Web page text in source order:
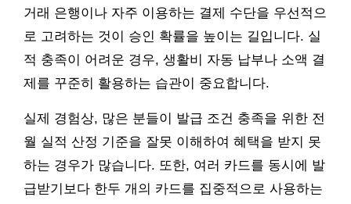
거래 은행이나 자주 이용하는 결제 수단을 우선적으
로 고려하는 것이 승인 확률을 높이는 길입니다. 실
적 충족이 어려운 경우, 생활비 자동 납부나 소액 결
제를 꾸준히 활용하는 습관이 중요합니다.
실제 경험상, 많은 분들이 발급 조건 충족을 위한 전
월 실적 산정 기준을 잘못 이해하여 혜택을 받지 못
하는 경우가 많습니다. 또한, 여러 카드를 동시에 발
급받기보다 한두 개의 카드를 집중적으로 사용하는